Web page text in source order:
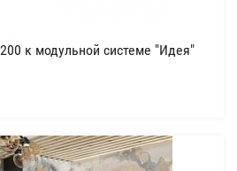
к модульной системе "Идея"